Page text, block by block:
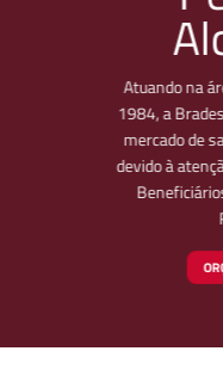
Atuando na
1984, a
mercado de
devido à